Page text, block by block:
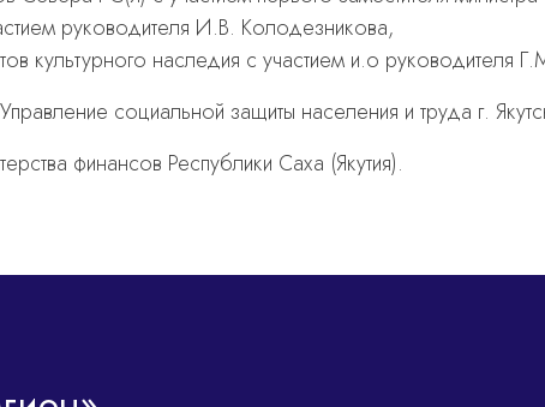
руководителя И.В. Колодезникова,
культурного наследия с участием и.о руководителя
социальной защиты населения и труда г.
финансов Республики Саха (Якутия).